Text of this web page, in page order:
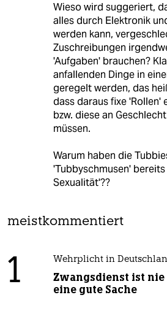
Wieso wird suggeriert,
alles durch Elektronik
werden kann,
Zuschreibungen
'Aufgaben' brauchen?
anfallenden Dinge in
geregelt werden, das
dass daraus fixe 'Rollen'
bzw. diese an
müssen.
Warum haben die
'Tubbyschmusen'
Sexualität'??
meistkommentiert
1 Wehrplicht in
Zwangsdienst ist
eine gute Sache